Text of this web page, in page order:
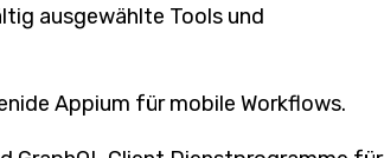
ausgewählte Tools und
Appium für mobile Workflows.